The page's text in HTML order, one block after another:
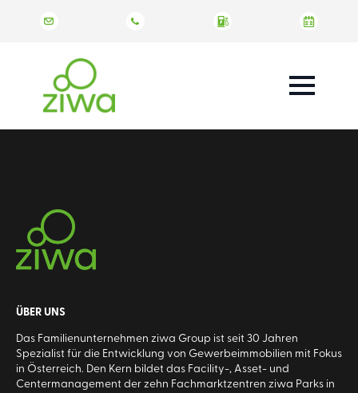
ÜBER UNS
Das Familienunternehmen ziwa Group ist seit 30 Jahren
Spezialist für die Entwicklung von Gewerbeimmobilien mit Fokus
in Österreich. Den Kern bildet das Facility-, Asset- und
Centermanagement der zehn Fachmarktzentren ziwa Parks in